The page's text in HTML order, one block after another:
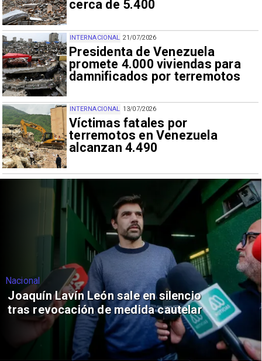
cerca de 5.400
21/07/2026
Presidenta de Venezuela
promete 4.000 viviendas para
damnificados por terremotos
INTERNACIONAL
13/07/2026
Víctimas fatales por
terremotos en Venezuela
alcanzan 4.490
INTERNACIONAL
Nacional
Joaquín Lavín León sale en silencio
tras revocación de medida cautelar